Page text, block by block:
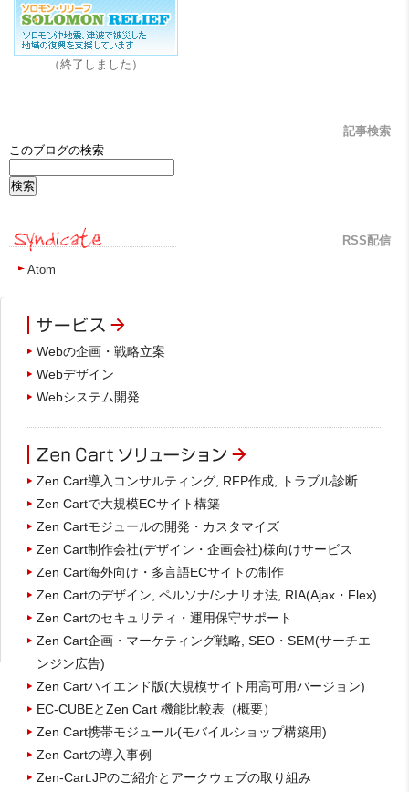
（終了しました）
記事検索
このブログの検索
RSS配信
Atom
Webの企画・戦略立案
Webデザイン
Webシステム開発
Zen Cart導入コンサルティング, RFP作成, トラブル診断
Zen Cartで大規模ECサイト構築
Zen Cartモジュールの開発・カスタマイズ
Zen Cart制作会社(デザイン・企画会社)様向けサービス
Zen Cart海外向け・多言語ECサイトの制作
Zen Cartのデザイン, ペルソナ/シナリオ法, RIA(Ajax・Flex)
Zen Cartのセキュリティ・運用保守サポート
Zen Cart企画・マーケティング戦略, SEO・SEM(サーチエ
ンジン広告)
Zen Cartハイエンド版(大規模サイト用高可用バージョン)
EC-CUBEとZen Cart 機能比較表（概要）
Zen Cart携帯モジュール(モバイルショップ構築用)
Zen Cartの導入事例
Zen-Cart.JPのご紹介とアークウェブの取り組み